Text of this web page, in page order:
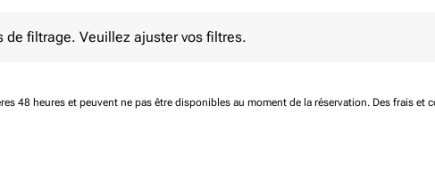
de filtrage. Veuillez ajuster vos filtres.
48 heures et peuvent ne pas être disponibles au moment de la réservation. Des frais et